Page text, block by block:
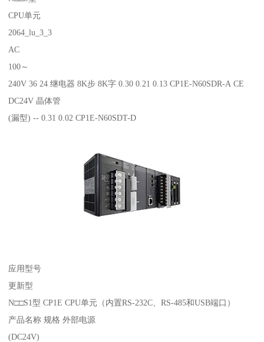
CPU单元
2064_lu_3_3
AC
100～
240V 36 24 继电器 8K步 8K字 0.30 0.21 0.13 CP1E-N60SDR-A CE
DC24V 晶体管
(漏型) -- 0.31 0.02 CP1E-N60SDT-D
应用型号
更新型
N□□S1型 CP1E CPU单元（内置RS-232C、RS-485和USB端口）
产品名称 规格 外部电源
(DC24V)